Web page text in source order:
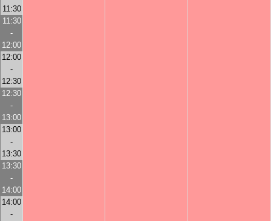
11:30
11:30
-
12:00
12:00
-
12:30
12:30
-
13:00
13:00
-
13:30
13:30
-
14:00
14:00
-